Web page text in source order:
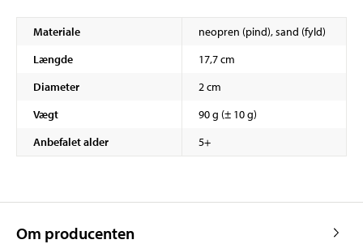
Materiale
neopren (pind), sand (fyld)
Længde
17,7 cm
Diameter
2 cm
Vægt
90 g (± 10 g)
Anbefalet alder
5+
Om producenten